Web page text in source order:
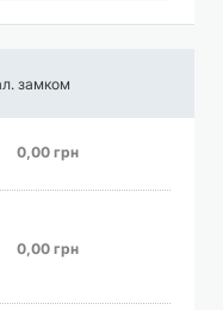
замком
0,00 грн
0,00 грн